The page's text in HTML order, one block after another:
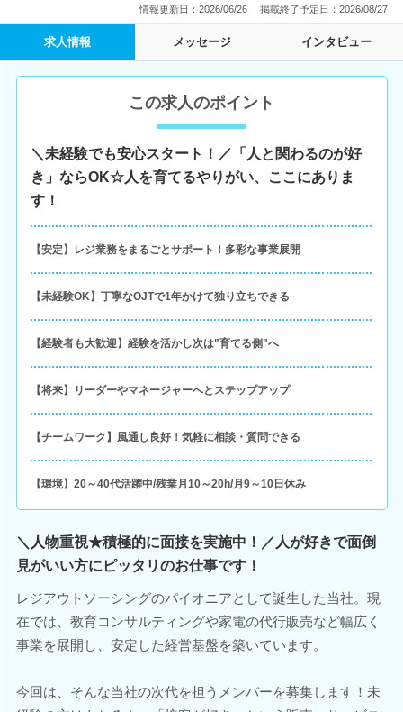
情報更新日：2026/06/26 掲載終了予定日：2026/08/27
求人情報 メッセージ インタビュー
この求人のポイント
＼未経験でも安心スタート！／「人と関わるのが好
き」ならOK☆人を育てるやりがい、ここにありま
す！
【安定】レジ業務をまるごとサポート！多彩な事業展開
【未経験OK】丁寧なOJTで1年かけて独り立ちできる
【経験者も大歓迎】経験を活かし次は"育てる側"へ
【将来】リーダーやマネージャーへとステップアップ
【チームワーク】風通し良好！気軽に相談・質問できる
【環境】20～40代活躍中/残業月10～20h/月9～10日休み
＼人物重視★積極的に面接を実施中！／人が好きで面倒
見がいい方にピッタリのお仕事です！
レジアウトソーシングのパイオニアとして誕生した当社。現
在では、教育コンサルティングや家電の代行販売など幅広く
事業を展開し、安定した経営基盤を築いています。
今回は、そんな当社の次代を担うメンバーを募集します！未